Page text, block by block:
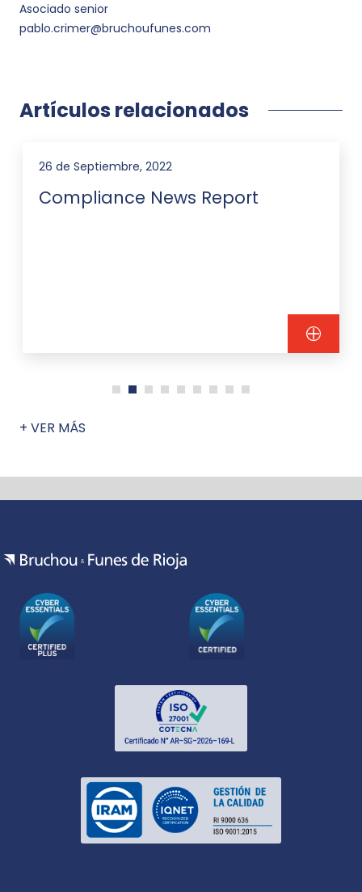
Asociado senior
pablo.crimer@bruchoufunes.com
Artículos relacionados
26 de Septiembre, 2022
Compliance News Report
+ VER MÁS